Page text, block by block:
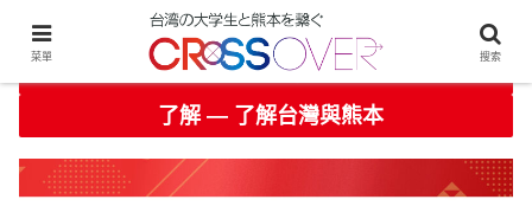
面向企業的資訊
了解 ― 了解台灣與熊本
菜單 搜索